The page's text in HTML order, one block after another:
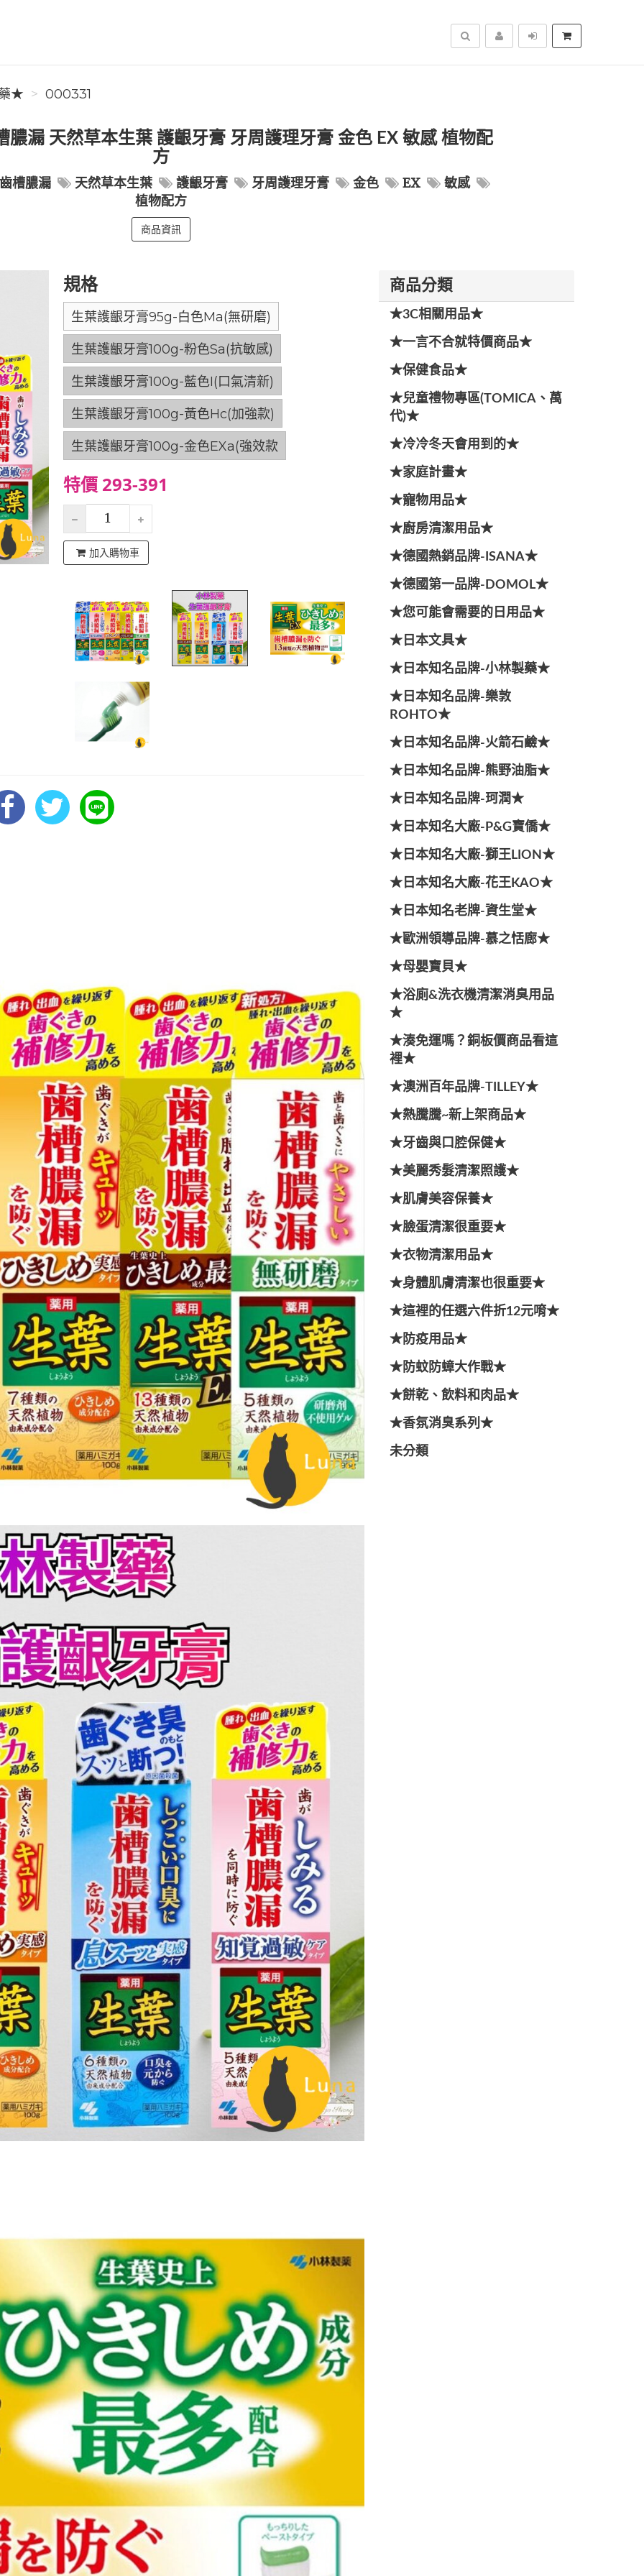
搜尋
★ 000331
膿漏 天然草本生葉 護齦牙膏 牙周護理牙膏 金色 EX 敏感 植物配
方
齒槽膿漏 天然草本生葉 護齦牙膏 牙周護理牙膏 金色 EX
敏感
植物配方
商品資訊
規格
生葉護齦牙膏95g-白色Ma(無研磨)
生葉護齦牙膏100g-粉色Sa(抗敏感)
生葉護齦牙膏100g-藍色I(口氣清新)
生葉護齦牙膏100g-黃色Hc(加強款)
生葉護齦牙膏100g-金色EXa(強效款
特價 293-391
加入購物車
商品分類
★3C相關用品★
★一言不合就特價商品★
★保健食品★
★兒童禮物專區(TOMICA、萬
代)★
★冷冷冬天會用到的★
★家庭計畫★
★寵物用品★
★廚房清潔用品★
★德國熱銷品牌-ISANA★
★德國第一品牌-DOMOL★
★您可能會需要的日用品★
★日本文具★
★日本知名品牌-小林製藥★
★日本知名品牌-樂敦
ROHTO★
★日本知名品牌-火箭石鹼★
★日本知名品牌-熊野油脂★
★日本知名品牌-珂潤★
★日本知名大廠-P&G寶僑★
★日本知名大廠-獅王LION★
★日本知名大廠-花王KAO★
★日本知名老牌-資生堂★
★歐洲領導品牌-慕之恬廊★
★母嬰寶貝★
★浴廁&洗衣機清潔消臭用品
★
★湊免運嗎？銅板價商品看這
裡★
★澳洲百年品牌-TILLEY★
★熱騰騰~新上架商品★
★牙齒與口腔保健★
★美麗秀髮清潔照護★
★肌膚美容保養★
★臉蛋清潔很重要★
★衣物清潔用品★
★身體肌膚清潔也很重要★
★這裡的任選六件折12元唷★
★防疫用品★
★防蚊防蟑大作戰★
★餅乾、飲料和肉品★
★香氛消臭系列★
未分類